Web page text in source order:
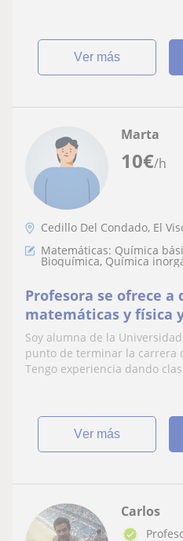
ver más
10€/h
Marta
Cedillo Del Condado, El
Matemáticas: Química
Bioquímica, Química
Profesora se ofrece a
matemáticas y física
Soy alumna de la
punto de terminar la carrera
Tengo experiencia dando
ver más
Carlos